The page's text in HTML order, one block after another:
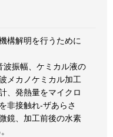
構解明を行うために
振幅、ケミカル液の
メカノケミカル加工
、発熱量をマイクロ
非接触れ-ザあらさ
鏡、加工前後の水素